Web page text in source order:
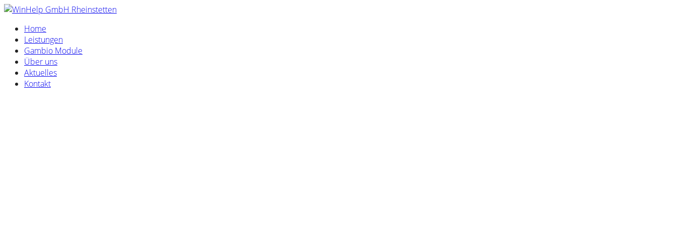
Home
Leistungen
Gambio Module
Über uns
Aktuelles
Kontakt